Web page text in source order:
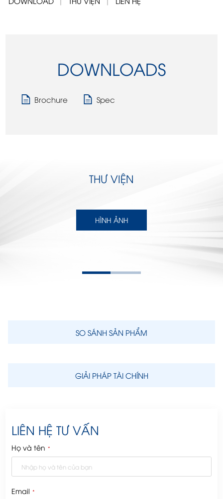
DOWNLOADS
Brochure Spec
THƯ VIỆN
HÌNH ẢNH
SO SÁNH SẢN PHẨM
GIẢI PHÁP TÀI CHÍNH
LIÊN HỆ TƯ VẤN
Họ và tên *
Email *